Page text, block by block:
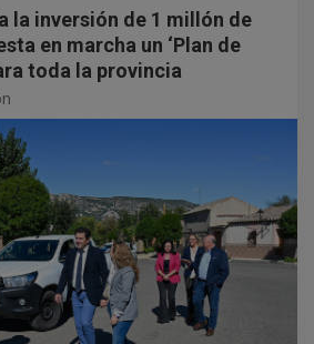
la inversión de 1 millón de
en marcha un ‘Plan de
toda la provincia